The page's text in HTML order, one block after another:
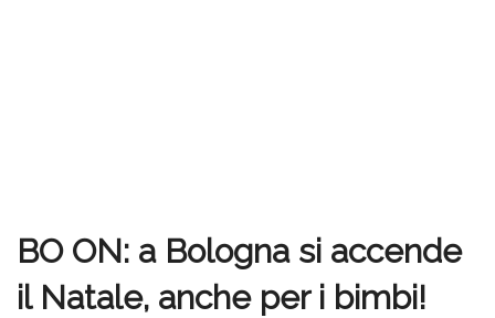
BO ON: a Bologna si accende
il Natale, anche per i bimbi!